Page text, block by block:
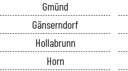
Gmünd
Gänserndorf
Hollabrunn
Horn